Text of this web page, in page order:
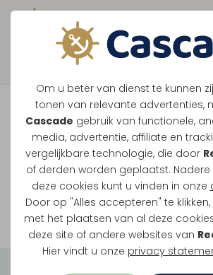
Om u beter van dienst te kunnen
tonen van relevante advertenties,
Cascade gebruik van functionele,
media, advertentie, affiliate en
vergelijkbare technologie, die door
of derden worden geplaatst.
deze cookies kunt u vinden in onze
Door op "Alles accepteren" te
met het plaatsen van al deze
deze site of andere websites van
Hier vindt u onze privacy
Boek direct je vaart
Vaar je mee
Ondanks de lage
onze vaarten
Bekijk onze